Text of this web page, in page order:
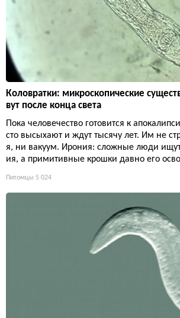
Коловратки: микроскопические
вут после конца света
Пока человечество готовится к
сто высыхают и ждут тысячу лет. Им не
я, ни вакуум. Ирония: сложные люди
ия, а примитивные крошки давно его
Питомцы 5 024